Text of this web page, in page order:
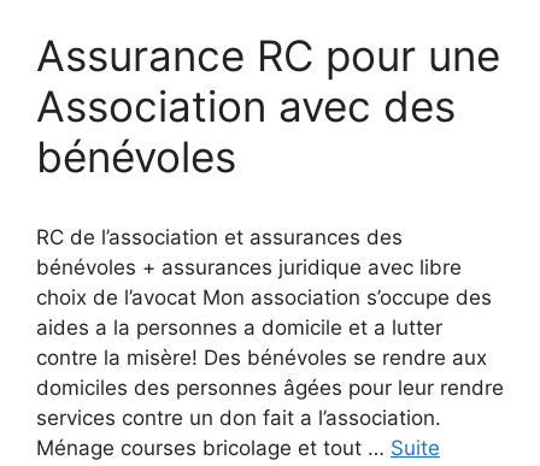
Assurance RC pour une
Association avec des
bénévoles
RC de l’association et assurances des
bénévoles + assurances juridique avec libre
choix de l’avocat Mon association s’occupe des
aides a la personnes a domicile et a lutter
contre la misère! Des bénévoles se rendre aux
domiciles des personnes âgées pour leur rendre
services contre un don fait a l’association.
Ménage courses bricolage et tout … Suite